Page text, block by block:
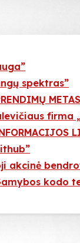
spektras”
METAS
firma
akcinė
kodo